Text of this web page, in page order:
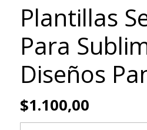
Plantillas
Para
Diseños
$1.100,00